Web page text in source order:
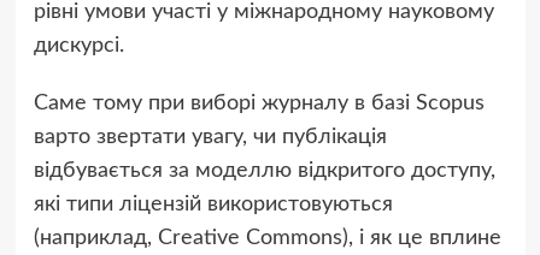
рівні умови участі у міжнародному науковому
дискурсі.
Саме тому при виборі журналу в базі Scopus
варто звертати увагу, чи публікація
відбувається за моделлю відкритого доступу,
які типи ліцензій використовуються
(наприклад, Creative Commons), і як це вплине